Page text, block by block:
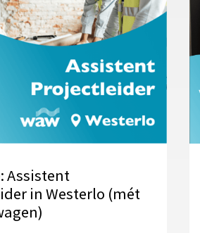
Assistent
in Westerlo (mét